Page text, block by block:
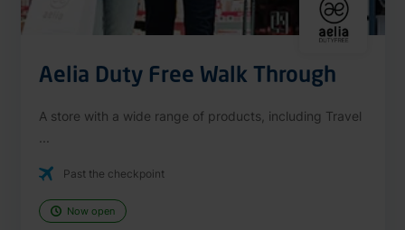
Aelia Duty Free Walk Through
A store with a wide range of products, including Travel
Past the checkpoint
Now open